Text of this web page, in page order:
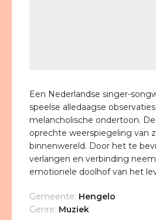
Een Nederlandse singer-
speelse alledaagse
melancholische ondertoon.
oprechte weerspiegeling van
binnenwereld. Door het te
verlangen en verbinding
emotionele doolhof van het
Gemeente: Hengelo
Genre: Muziek